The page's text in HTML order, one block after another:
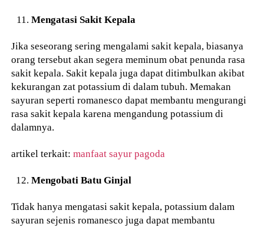
Mengatasi Sakit Kepala
Jika seseorang sering mengalami sakit kepala, biasanya
orang tersebut akan segera meminum obat penunda rasa
sakit kepala. Sakit kepala juga dapat ditimbulkan akibat
kekurangan zat potassium di dalam tubuh. Memakan
sayuran seperti romanesco dapat membantu mengurangi
rasa sakit kepala karena mengandung potassium di
dalamnya.
artikel terkait:manfaat sayur pagoda
Mengobati Batu Ginjal
Tidak hanya mengatasi sakit kepala, potassium dalam
sayuran sejenis romanesco juga dapat membantu